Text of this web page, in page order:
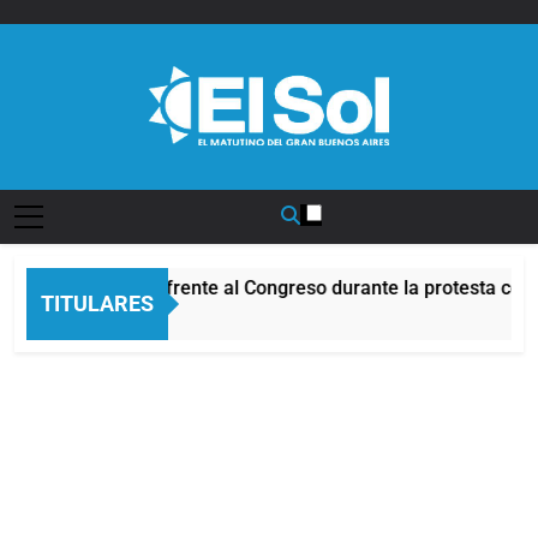
TITULARES
Incidentes frente al Congreso durante la protesta
4 Horas Atrás